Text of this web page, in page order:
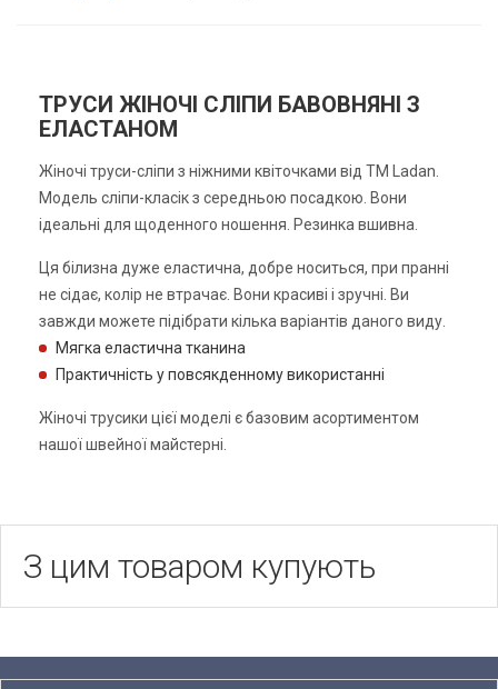
ТРУСИ ЖІНОЧІ СЛІПИ БАВОВНЯНІ З
ЕЛАСТАНОМ
Жіночі труси-сліпи з ніжними квіточками від ТМ Ladan.
Модель сліпи-класік з середньою посадкою. Вони
ідеальні для щоденного ношення. Резинка вшивна.
Ця білизна дуже еластична, добре носиться, при пранні
не сідає, колір не втрачає. Вони красиві і зручні. Ви
завжди можете підібрати кілька варіантів даного виду.
Мягка еластична тканина
Практичність у повсякденному використанні
Жіночі трусики цієї моделі є базовим асортиментом
нашої швейної майстерні.
З цим товаром купують